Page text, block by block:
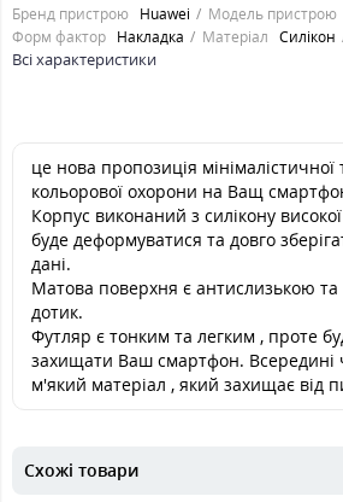
Бренд пристрою Huawei Модель пристрою
Форм фактор Накладка Матеріал Силікон
Всі характеристики
це нова пропозиція мінімалістичної
кольорової охорони на Ващ
Корпус виконаний з силікону
буде деформуватися та довго
дані.
Матова поверхня є антислизькою
дотик.
Футляр є тонким та легким , проте
захищати Ваш смартфон. Всередині
м'який матеріал , який захищає від
Схожі товари